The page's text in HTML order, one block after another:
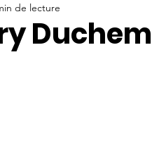
de lecture